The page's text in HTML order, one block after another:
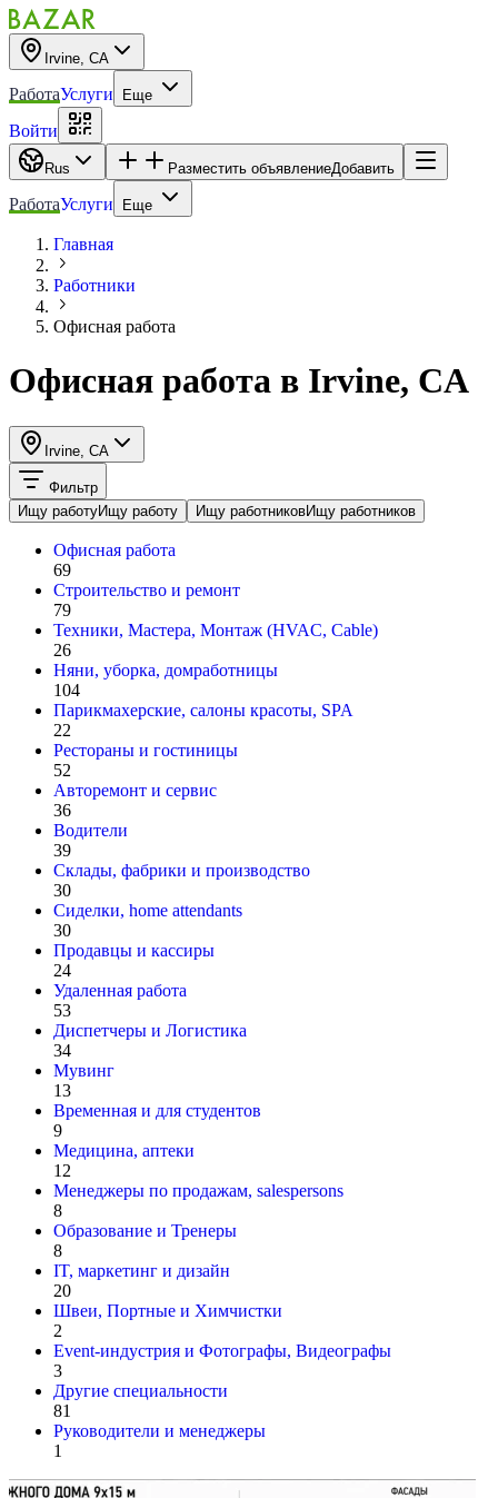
Irvine, CA
РаботаУслуги Еще
Войти
Rus Разместить объявлениеДобавить
РаботаУслуги Еще
Главная
Работники
Офисная работа
Офисная работа в Irvine, CA
Irvine, CA
Фильтр
Ищу работуИщу работу Ищу работниковИщу работников
Офисная работа
69
Строительство и ремонт
79
Техники, Мастера, Монтаж (HVAC, Cable)
26
Няни, уборка, домработницы
104
Парикмахерские, салоны красоты, SPA
22
Рестораны и гостиницы
52
Авторемонт и cервис
36
Водители
39
Склады, фабрики и производство
30
Сиделки, home attendants
30
Продавцы и кассиры
24
Удаленная работа
53
Диспетчеры и Логистика
34
Мувинг
13
Временная и для студентов
9
Медицина, аптеки
12
Менеджеры по продажам, salespersons
8
Образование и Тренеры
8
IT, маркетинг и дизайн
20
Швеи, Портные и Химчистки
2
Event-индустрия и Фотографы, Видеографы
3
Другие специальности
81
Руководители и менеджеры
1